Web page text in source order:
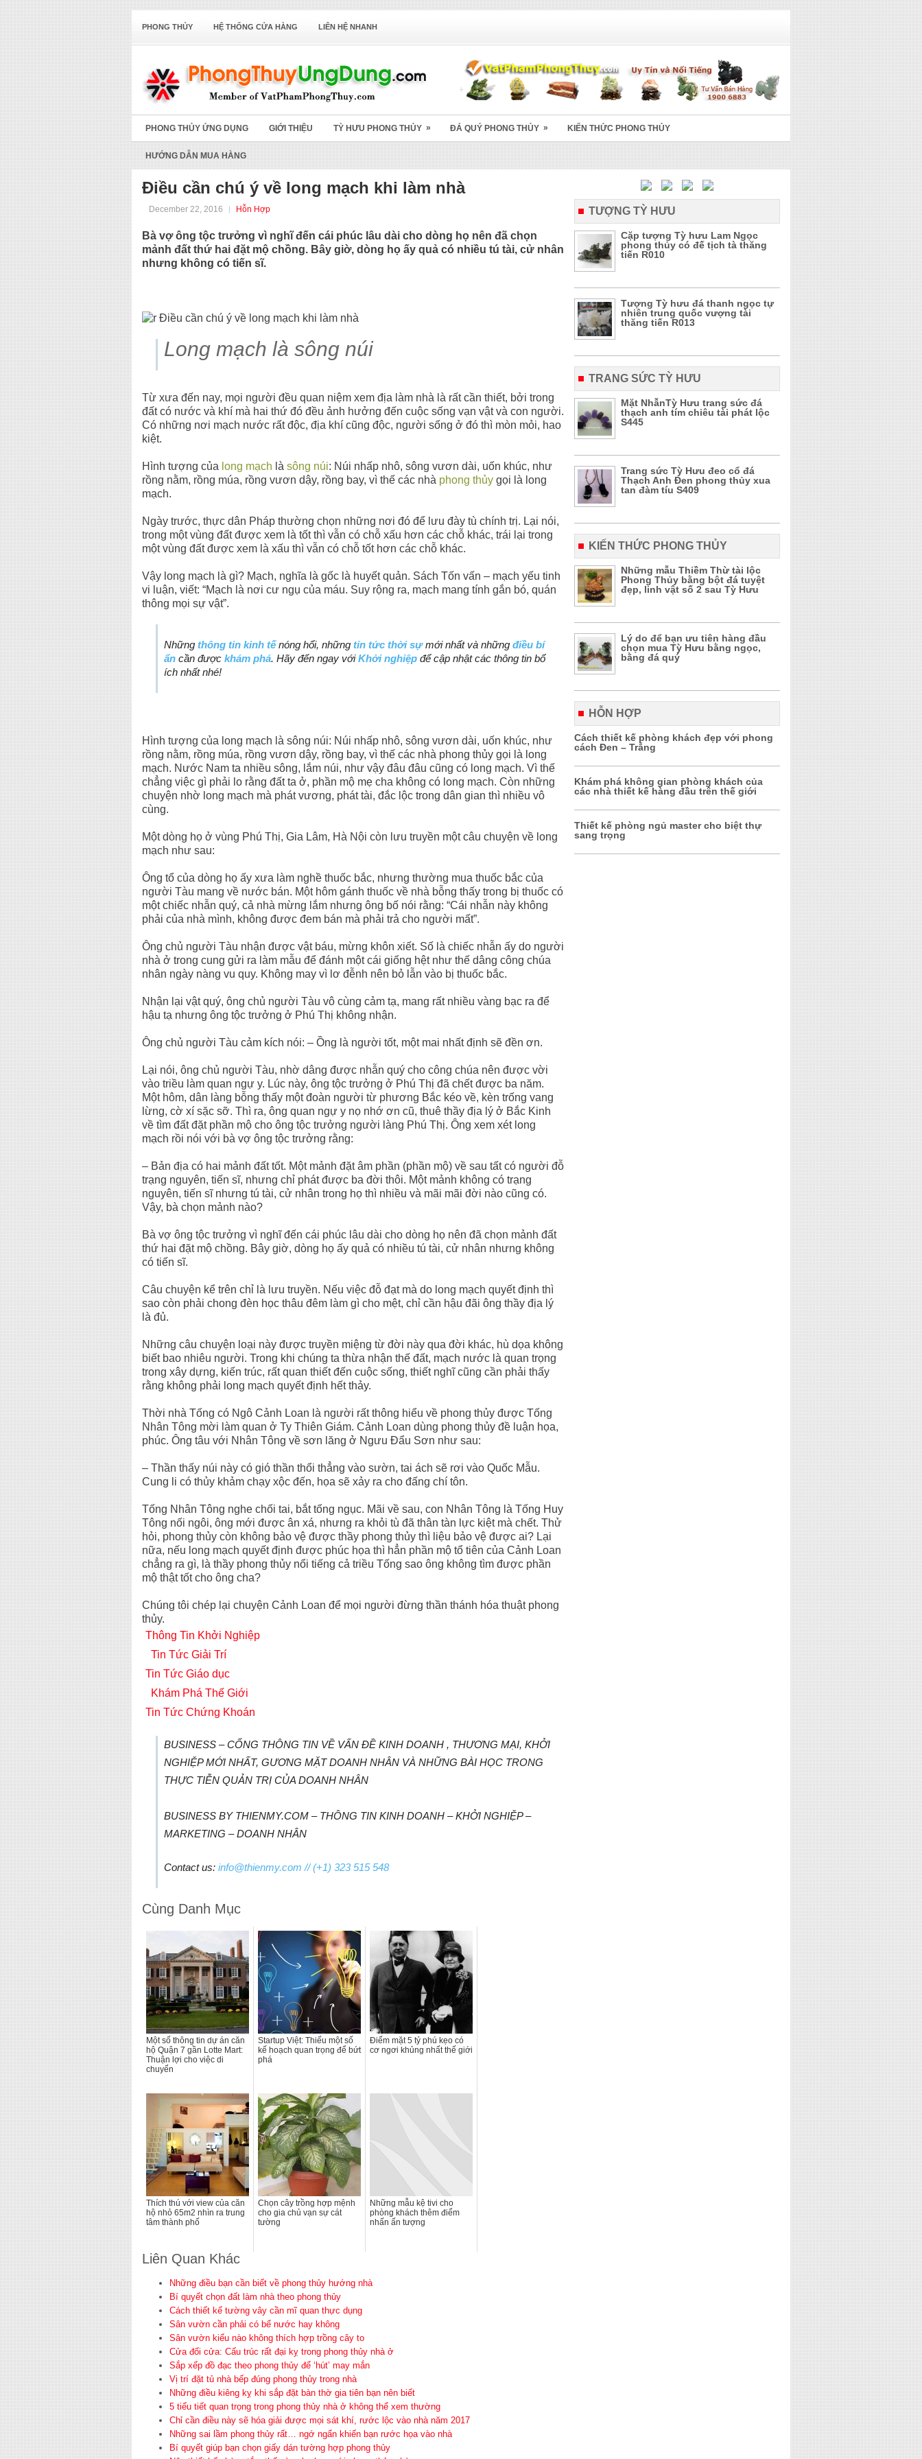
PHONG THỦY HỆ THỐNG CỬA HÀNG LIÊN HỆ NHANH
PHONG THỦY ỨNG DỤNG GIỚI THIỆU TỲ HƯU PHONG THỦY » ĐÁ QUÝ PHONG THỦY » KIẾN THỨC PHONG THỦY
HƯỚNG DẪN MUA HÀNG
Điều cần chú ý về long mạch khi làm nhà
December 22, 2016 Hỗn Hợp
Bà vợ ông tộc trưởng vì nghĩ đến cái phúc lâu dài cho dòng họ nên đã chọn
mảnh đất thứ hai đặt mộ chồng. Bây giờ, dòng họ ấy quả có nhiều tú tài, cử nhân
nhưng không có tiến sĩ.
Long mạch là sông núi
Từ xưa đến nay, mọi người đều quan niệm xem địa làm nhà là rất cần thiết, bởi trong
đất có nước và khí mà hai thứ đó đều ảnh hưởng đến cuộc sống vạn vật và con người.
Có những nơi mạch nước rất độc, địa khí cũng độc, người sống ở đó thì mòn mỏi, hao
kiệt.
Hình tượng của long mạch là sông núi: Núi nhấp nhô, sông vươn dài, uốn khúc, như
rồng nằm, rồng múa, rồng vươn dậy, rồng bay, vì thế các nhà phong thủy gọi là long
mạch.
Ngày trước, thực dân Pháp thường chọn những nơi đó để lưu đày tù chính trị. Lại nói,
trong một vùng đất được xem là tốt thì vẫn có chỗ xấu hơn các chỗ khác, trái lại trong
một vùng đất được xem là xấu thì vẫn có chỗ tốt hơn các chỗ khác.
Vậy long mạch là gì? Mạch, nghĩa là gốc là huyết quản. Sách Tốn vấn – mạch yếu tinh
vi luận, viết: “Mạch là nơi cư ngụ của máu. Suy rộng ra, mạch mang tính gắn bó, quán
thông mọi sự vật”.
Những thông tin kinh tếnóng hổi, những tin tức thời sựmới nhất và những điều bí
ẩn cần được khám phá. Hãy đến ngay vớiKhởi nghiệp để cập nhật các thông tin bổ
ích nhất nhé!
Hình tượng của long mạch là sông núi: Núi nhấp nhô, sông vươn dài, uốn khúc, như
rồng nằm, rồng múa, rồng vươn dậy, rồng bay, vì thế các nhà phong thủy gọi là long
mạch. Nước Nam ta nhiều sông, lắm núi, như vậy đâu đâu cũng có long mạch. Vì thế
chẳng việc gì phải lo rằng đất ta ở, phần mộ mẹ cha không có long mạch. Còn những
chuyện nhờ long mạch mà phát vương, phát tài, đắc lộc trong dân gian thì nhiều vô
cùng.
Một dòng họ ở vùng Phú Thị, Gia Lâm, Hà Nội còn lưu truyền một câu chuyện về long
mạch như sau:
Ông tổ của dòng họ ấy xưa làm nghề thuốc bắc, nhưng thường mua thuốc bắc của
người Tàu mang về nước bán. Một hôm gánh thuốc về nhà bỗng thấy trong bị thuốc có
một chiếc nhẫn quý, cả nhà mừng lắm nhưng ông bố nói rằng: “Cái nhẫn này không
phải của nhà mình, không được đem bán mà phải trả cho người mất”.
Ông chủ người Tàu nhận được vật báu, mừng khôn xiết. Số là chiếc nhẫn ấy do người
nhà ở trong cung gửi ra làm mẫu để đánh một cái giống hệt như thế dâng công chúa
nhân ngày nàng vu quy. Không may vì lơ đễnh nên bỏ lẫn vào bị thuốc bắc.
Nhận lại vật quý, ông chủ người Tàu vô cùng cảm tạ, mang rất nhiều vàng bạc ra để
hậu tạ nhưng ông tộc trưởng ở Phú Thị không nhận.
Ông chủ người Tàu cảm kích nói: – Ồng là người tốt, một mai nhất định sẽ đền ơn.
Lại nói, ông chủ người Tàu, nhờ dâng được nhẫn quý cho công chúa nên được vời
vào triều làm quan ngự y. Lúc này, ông tộc trưởng ở Phú Thị đã chết được ba năm.
Một hôm, dân làng bỗng thấy một đoàn người từ phương Bắc kéo về, kèn trống vang
lừng, cờ xí sặc sỡ. Thì ra, ông quan ngự y nọ nhớ ơn cũ, thuê thầy địa lý ở Bắc Kinh
về tìm đất đặt phần mộ cho ông tộc trưởng người làng Phú Thị. Ông xem xét long
mạch rồi nói với bà vợ ông tộc trưởng rằng:
– Bản địa có hai mảnh đất tốt. Một mảnh đặt âm phần (phần mộ) về sau tất có người đỗ
trạng nguyên, tiến sĩ, nhưng chỉ phát được ba đời thôi. Một mảnh không có trạng
nguyên, tiến sĩ nhưng tú tài, cử nhân trong họ thì nhiều và mãi mãi đời nào cũng có.
Vậy, bà chọn mảnh nào?
Bà vợ ông tộc trưởng vì nghĩ đến cái phúc lâu dài cho dòng họ nên đã chọn mảnh đất
thứ hai đặt mộ chồng. Bây giờ, dòng họ ấy quả có nhiều tú tài, cử nhân nhưng không
có tiến sĩ.
Câu chuyện kể trên chỉ là lưu truyền. Nếu việc đỗ đạt mà do long mạch quyết định thì
sao còn phải chong đèn học thâu đêm làm gì cho mệt, chỉ cần hậu đãi ông thầy địa lý
là đủ.
Những câu chuyện loại này được truyền miệng từ đời này qua đời khác, hù dọa không
biết bao nhiêu người. Trong khi chúng ta thừa nhận thế đất, mạch nước là quan trọng
trong xây dựng, kiến trúc, rất quan thiết đến cuộc sống, thiết nghĩ cũng cần phải thấy
rằng không phải long mạch quyết định hết thảy.
Thời nhà Tống có Ngô Cảnh Loan là người rất thông hiểu về phong thủy được Tống
Nhân Tông mời làm quan ở Ty Thiên Giám. Cảnh Loan dùng phong thủy đề luận họa,
phúc. Ông tâu với Nhân Tông về sơn lăng ở Ngưu Đẩu Sơn như sau:
– Thần thấy núi này có gió thần thổi thẳng vào sườn, tai ách sẽ rơi vào Quốc Mẫu.
Cung li có thủy khảm chạy xộc đến, họa sẽ xảy ra cho đấng chí tôn.
Tống Nhân Tông nghe chối tai, bắt tống ngục. Mãi về sau, con Nhân Tông là Tống Huy
Tông nối ngôi, ông mới được ân xá, nhưng ra khỏi tù đã thân tàn lực kiệt mà chết. Thử
hỏi, phong thủy còn không bảo vệ được thầy phong thủy thì liệu bảo vệ được ai? Lại
nữa, nếu long mạch quyết định được phúc họa thì hẳn phần mộ tổ tiên của Cảnh Loan
chẳng ra gì, là thầy phong thủy nổi tiếng cả triều Tống sao ông không tìm được phần
mộ thật tốt cho ông cha?
Chúng tôi chép lại chuyện Cảnh Loan để mọi người đừng thần thánh hóa thuật phong
thủy.
Thông Tin Khởi Nghiệp
Tin Tức Giải Trí
Tin Tức Giáo dục
Khám Phá Thế Giới
Tin Tức Chứng Khoán
BUSINESS – CỔNG THÔNG TIN VỀ VẤN ĐỀ KINH DOANH , THƯƠNG MẠI, KHỞI
NGHIỆP MỚI NHẤT, GƯƠNG MẶT DOANH NHÂN VÀ NHỮNG BÀI HỌC TRONG
THỰC TIỄN QUẢN TRỊ CỦA DOANH NHÂN
BUSINESS BY THIENMY.COM – THÔNG TIN KINH DOANH – KHỞI NGHIỆP –
MARKETING – DOANH NHÂN
Contact us: info@thienmy.com // (+1) 323 515 548
Cùng Danh Mục
Một số thông tin dự án căn
hộ Quận 7 gần Lotte Mart:
Thuận lợi cho việc di
chuyển
Startup Việt: Thiếu một số
kế hoạch quan trọng để bứt
phá
Điểm mặt 5 tỷ phú kẹo có
cơ ngơi khủng nhất thế giới
Thích thú với view của căn
hộ nhỏ 65m2 nhìn ra trung
tâm thành phố
Chọn cây trồng hợp mệnh
cho gia chủ vạn sự cát
tường
Những mẫu kệ tivi cho
phòng khách thêm điểm
nhấn ấn tượng
Liên Quan Khác
Những điều bạn cần biết về phong thủy hướng nhà
Bí quyết chọn đất làm nhà theo phong thủy
Cách thiết kế tường vây cần mĩ quan thực dụng
Sân vườn cần phải có bể nước hay không
Sân vườn kiểu nào không thích hợp trồng cây to
Cửa đối cửa: Cấu trúc rất đại kỵ trong phong thủy nhà ở
Sắp xếp đồ đạc theo phong thủy để ‘hút’ may mắn
Vị trí đặt tủ nhà bếp đúng phong thủy trong nhà
Những điều kiêng kỵ khi sắp đặt bàn thờ gia tiên bạn nên biết
5 tiểu tiết quan trọng trong phong thủy nhà ở không thể xem thường
Chỉ cần điều này sẽ hóa giải được mọi sát khí, rước lộc vào nhà năm 2017
Những sai lầm phong thủy rất… ngớ ngẩn khiến bạn rước họa vào nhà
Bí quyết giúp bạn chọn giấy dán tường hợp phong thủy
TƯỢNG TỲ HƯU
Cặp tượng Tỳ hưu Lam Ngọc
phong thủy có đế tịch tà thăng
tiến R010
Tượng Tỳ hưu đá thanh ngọc tự
nhiên trung quốc vượng tài
thăng tiến R013
TRANG SỨC TỲ HƯU
Mặt NhẫnTỳ Hưu trang sức đá
thạch anh tím chiêu tài phát lộc
S445
Trang sức Tỳ Hưu đeo cổ đá
Thạch Anh Đen phong thủy xua
tan đàm tíu S409
KIẾN THỨC PHONG THỦY
Những mẫu Thiềm Thừ tài lộc
Phong Thủy bằng bột đá tuyệt
đẹp, linh vật số 2 sau Tỳ Hưu
Lý do để bạn ưu tiên hàng đầu
chọn mua Tỳ Hưu bằng ngọc,
bằng đá quý
HỖN HỢP
Cách thiết kế phòng khách đẹp với phong
cách Đen – Trắng
Khám phá không gian phòng khách của
các nhà thiết kế hàng đầu trên thế giới
Thiết kế phòng ngủ master cho biệt thự
sang trọng